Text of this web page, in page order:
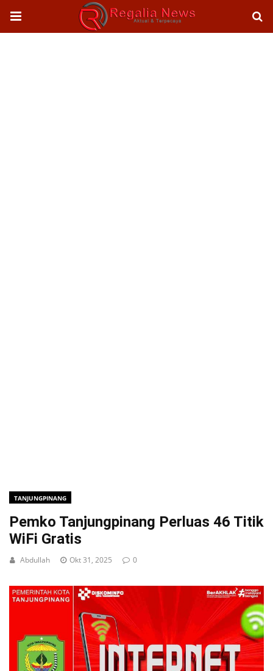
TANJUNGPINANG
Pemko Tanjungpinang Perluas 46 Titik
WiFi Gratis
Abdullah Okt 31, 2025 0